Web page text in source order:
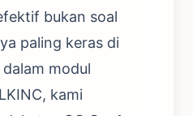
bukan soal
paling keras di
dalam modul
kami